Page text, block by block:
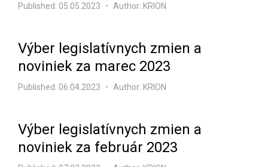
Published: 05.05.2023 Author: KRION
Výber legislatívnych zmien a
noviniek za marec 2023
Published: 06.04.2023 Author: KRION
Výber legislatívnych zmien a
noviniek za február 2023